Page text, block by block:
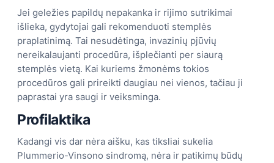
Jei geležies papildų nepakanka ir rijimo sutrikimai
išlieka, gydytojai gali rekomenduoti stemplės
praplatinimą. Tai nesudėtinga, invazinių pjūvių
nereikalaujanti procedūra, išplečianti per siaurą
stemplės vietą. Kai kuriems žmonėms tokios
procedūros gali prireikti daugiau nei vienos, tačiau ji
paprastai yra saugi ir veiksminga.
Profilaktika
Kadangi vis dar nėra aišku, kas tiksliai sukelia
Plummerio-Vinsono sindromą, nėra ir patikimų būdų